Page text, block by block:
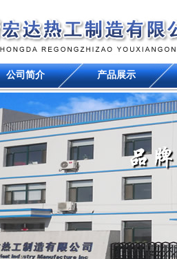
公司简介 产品展示